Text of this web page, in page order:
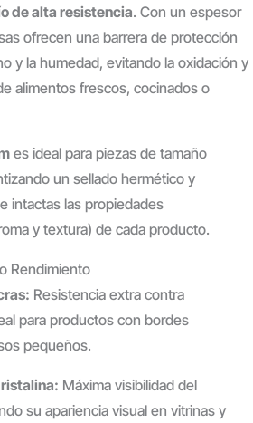
de alta resistencia. Con un espesor
ofrecen una barrera de protección
y la humedad, evitando la oxidación y
alimentos frescos, cocinados o
es ideal para piezas de tamaño
un sellado hermético y
intactas las propiedades
y textura) de cada producto.
Rendimiento
Resistencia extra contra
para productos con bordes
pequeños.
Máxima visibilidad del
su apariencia visual en vitrinas y